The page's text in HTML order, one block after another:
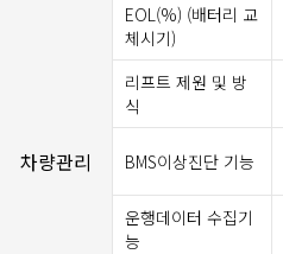
차량관리
EOL(%) (배터리 교
체시기)
리프트 제원 및 방
식
BMS이상진단 기능
운행데이터 수집기
능